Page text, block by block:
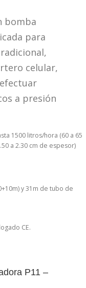
bomba
para
celular,
a presión
1500 litros/hora (60 a 65
a 2.30 cm de espesor)
y 31m de tubo de
CE.
P11 –